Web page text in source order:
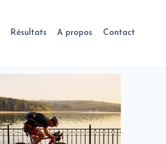
Résultats A propos Contact